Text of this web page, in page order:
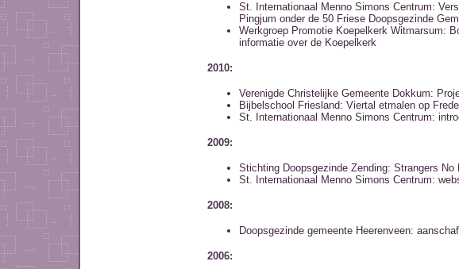
St. Internationaal Menno Simons Centrum:
Pingjum onder de 50 Friese Doopsgezinde
Werkgroep Promotie Koepelkerk Witmarsum:
informatie over de Koepelkerk
2010:
Verenigde Christelijke Gemeente Dokkum:
Bijbelschool Friesland: Viertal etmalen op
St. Internationaal Menno Simons Centrum:
2009:
Stichting Doopsgezinde Zending: Strangers No
St. Internationaal Menno Simons Centrum:
2008:
Doopsgezinde gemeente Heerenveen:
2006: